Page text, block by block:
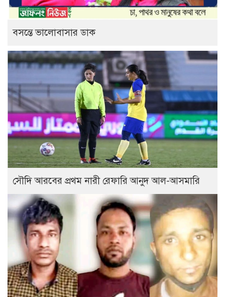
বসন্তে ভালোবাসার ডাক
সৌদি আরবের প্রথম নারী রেফারি আনুদ আল-আসমারি